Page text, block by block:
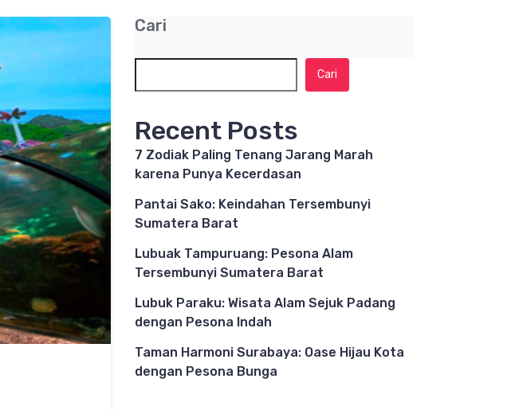
Cari
Cari
Recent Posts
7 Zodiak Paling Tenang Jarang Marah
karena Punya Kecerdasan
Pantai Sako: Keindahan Tersembunyi
Sumatera Barat
Lubuak Tampuruang: Pesona Alam
Tersembunyi Sumatera Barat
Lubuk Paraku: Wisata Alam Sejuk Padang
dengan Pesona Indah
Taman Harmoni Surabaya: Oase Hijau Kota
dengan Pesona Bunga